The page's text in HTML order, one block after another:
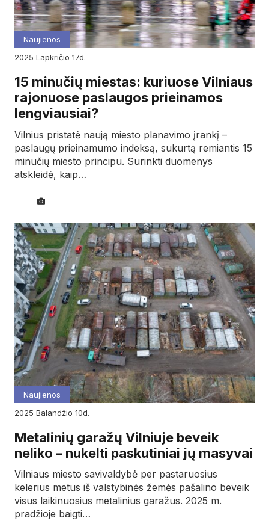
Naujienos
2025
lapkričio 17d.
15 minučių miestas: kuriuose Vilniaus
rajonuose paslaugos prieinamos
lengviausiai?
Vilnius pristatė naują miesto planavimo įrankį –
paslaugų prieinamumo indeksą, sukurtą remiantis 15
minučių miesto principu. Surinkti duomenys
atskleidė, kaip…
Naujienos
2025
balandžio 10d.
Metalinių garažų Vilniuje beveik
neliko – nukelti paskutiniai jų masyvai
Vilniaus miesto savivaldybė per pastaruosius
kelerius metus iš valstybinės žemės pašalino beveik
visus laikinuosius metalinius garažus. 2025 m.
pradžioje baigti…